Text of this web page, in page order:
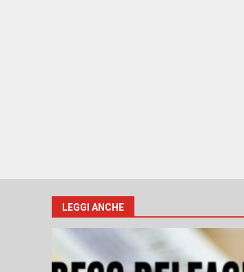
LEGGI ANCHE